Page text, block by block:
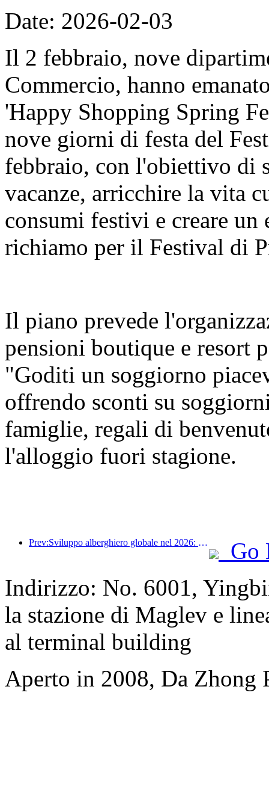
Date: 2026-02-03
Il 2 febbraio, nove
Commercio, hanno
'Happy Shopping Spring
nove giorni di festa del
febbraio, con l'obiettivo di
vacanze, arricchire la vita
consumi festivi e creare un
richiamo per il Festival di
Il piano prevede
pensioni boutique e resort
"Goditi un soggiorno
offrendo sconti su
famiglie, regali di
l'alloggio fuori stagione.
Prev:Sviluppo alberghiero globale nel 2026: Shanghai al primo posto per l'aggiunta di nuove camere
Go
Indirizzo: No. 6001,
la stazione di Maglev e
al terminal building
Aperto in 2008, Da Zhong